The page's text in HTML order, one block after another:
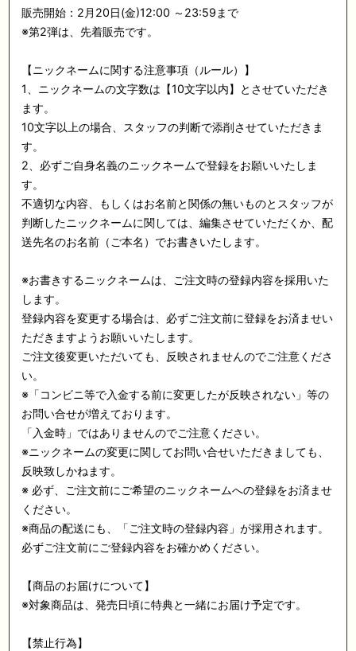
販売開始：2月20日(金)12:00 ～23:59まで
※第2弾は、先着販売です。
【ニックネームに関する注意事項（ルール）】
1、ニックネームの文字数は【10文字以内】とさせていただき
ます。
10文字以上の場合、スタッフの判断で添削させていただきま
す。
2、必ずご自身名義のニックネームで登録をお願いいたしま
す。
不適切な内容、もしくはお名前と関係の無いものとスタッフが
判断したニックネームに関しては、編集させていただくか、配
送先名のお名前（ご本名）でお書きいたします。
※お書きするニックネームは、ご注文時の登録内容を採用いた
します。
登録内容を変更する場合は、必ずご注文前に登録をお済ませい
ただきますようお願いいたします。
ご注文後変更いただいても、反映されませんのでご注意くださ
い。
※「コンビニ等で入金する前に変更したが反映されない」等の
お問い合せが増えております。
「入金時」ではありませんのでご注意ください。
※ニックネームの変更に関してお問い合せいただきましても、
反映致しかねます。
※ 必ず、ご注文前にご希望のニックネームへの登録をお済ませ
ください。
※商品の配送にも、「ご注文時の登録内容」が採用されます。
必ずご注文前にご登録内容をお確かめください。
【商品のお届けについて】
※対象商品は、発売日頃に特典と一緒にお届け予定です。
【禁止行為】